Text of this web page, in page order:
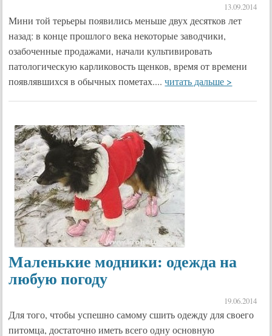
13.09.2014
Мини той терьеры появились меньше двух десятков лет
назад: в конце прошлого века некоторые заводчики,
озабоченные продажами, начали культивировать
патологическую карликовость щенков, время от времени
появлявшихся в обычных пометах.... читать дальше >
Маленькие модники: одежда на
любую погоду
19.06.2014
Для того, чтобы успешно самому сшить одежду для своего
питомца, достаточно иметь всего одну основную